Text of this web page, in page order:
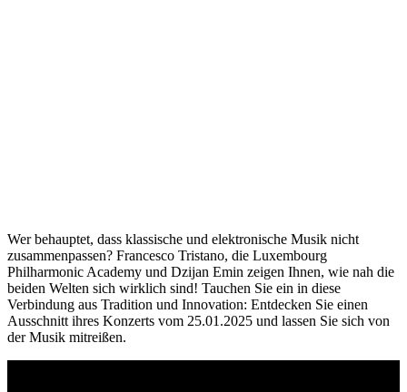
Wer behauptet, dass klassische und elektronische Musik nicht
zusammenpassen? Francesco Tristano, die Luxembourg
Philharmonic Academy und Dzijan Emin zeigen Ihnen, wie nah die
beiden Welten sich wirklich sind! Tauchen Sie ein in diese
Verbindung aus Tradition und Innovation: Entdecken Sie einen
Ausschnitt ihres Konzerts vom 25.01.2025 und lassen Sie sich von
der Musik mitreißen.